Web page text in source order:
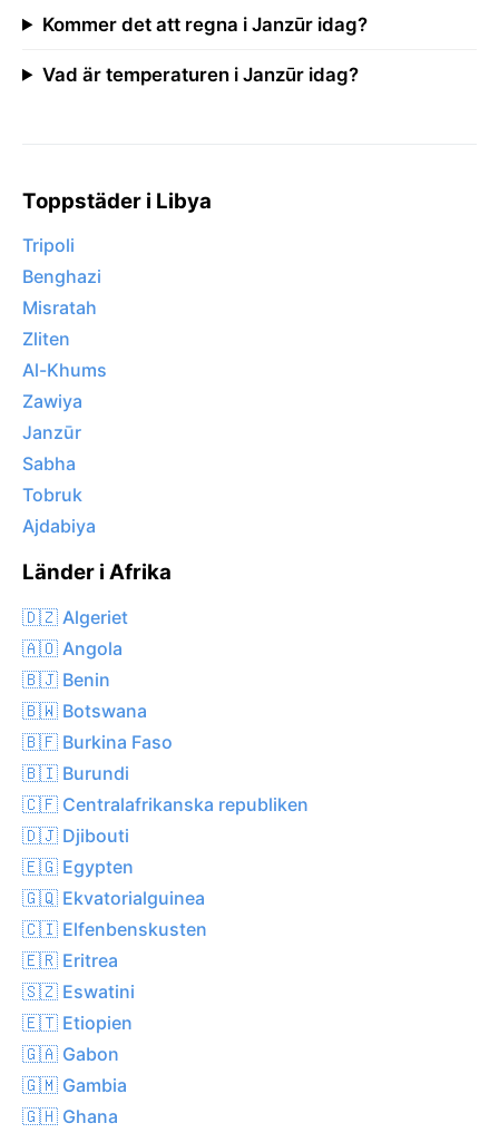
Kommer det att regna i Janzūr idag?
Vad är temperaturen i Janzūr idag?
Toppstäder i Libya
Tripoli
Benghazi
Misratah
Zliten
Al-Khums
Zawiya
Janzūr
Sabha
Tobruk
Ajdabiya
Länder i Afrika
🇩🇿 Algeriet
🇦🇴 Angola
🇧🇯 Benin
🇧🇼 Botswana
🇧🇫 Burkina Faso
🇧🇮 Burundi
🇨🇫 Centralafrikanska republiken
🇩🇯 Djibouti
🇪🇬 Egypten
🇬🇶 Ekvatorialguinea
🇨🇮 Elfenbenskusten
🇪🇷 Eritrea
🇸🇿 Eswatini
🇪🇹 Etiopien
🇬🇦 Gabon
🇬🇲 Gambia
🇬🇭 Ghana